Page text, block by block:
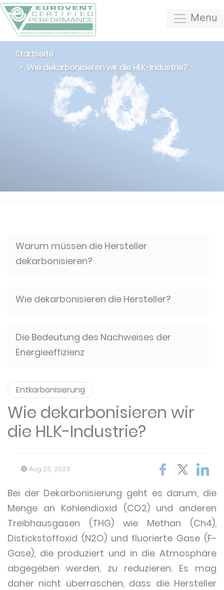
Menu
Startseite
Wie dekarbonisieren wir die HLK-Industrie?
Warum müssen die Hersteller
dekarbonisieren?
Wie dekarbonisieren die Hersteller?
Die Bedeutung des Nachweises der
Energieeffizienz
Entkarbonisierung
Wie dekarbonisieren wir
die HLK-Industrie?
Aug 23, 2023
Bei der Dekarbonisierung geht es darum, die
Menge an Kohlendioxid (CO2) und anderen
Treibhausgasen (THG) wie Methan (Ch4),
Distickstoffoxid (N2O) und fluorierte Gase (F-
Gase), die produziert und in die Atmosphäre
abgegeben werden, zu reduzieren. Es mag
daher nicht überraschen, dass die Hersteller